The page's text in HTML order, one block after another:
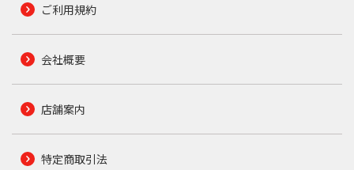
ご利用規約
会社概要
店舗案内
特定商取引法